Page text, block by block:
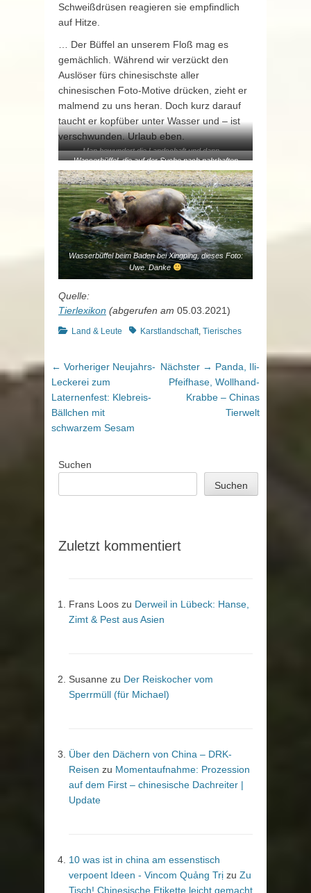
Schweißdrüsen reagieren sie empfindlich
auf Hitze.
… Der Büffel an unserem Floß mag es
gemächlich. Während wir verzückt den
Auslöser fürs chinesischste aller
chinesischen Foto-Motive drücken, zieht er
malmend zu uns heran. Doch kurz darauf
taucht er kopfüber unter Wasser und – ist
verschwunden. Urlaub eben.
Man bewundert die Landschaft und dann …
Wasserbüffel, die auf der Suche nach nahrhaften
Wasserpflanzen an uns vorbeitauchen.
Wasserbüffel beim Baden bei Xingping, dieses Foto:
Uwe. Danke
Quelle:
Tierlexikon (abgerufen am 05.03.2021)
Kategorien
Land & Leute Schlagworte
Karstlandschaft, Tierisches
Beitragsnavigation
← Vorheriger Vorheriger
Neujahrs-
Leckerei zum
Laternenfest: Klebreis-
Bällchen mit
schwarzem Sesam
Nächster → Nächster
Beitrag:
Panda, Ili-
Pfeifhase, Wollhand-
Krabbe – Chinas
Tierwelt
Suchen
Suchen
Zuletzt kommentiert
Frans Loos zu Derweil in Lübeck: Hanse,
Zimt & Pest aus Asien
Susanne zu Der Reiskocher vom
Sperrmüll (für Michael)
Über den Dächern von China – DRK-
Reisen zu Momentaufnahme: Prozession
auf dem First – chinesische Dachreiter |
Update
10 was ist in china am essenstisch
verpoent Ideen - Vincom Quảng Trị zu Zu
Tisch! Chinesische Etikette leicht gemacht